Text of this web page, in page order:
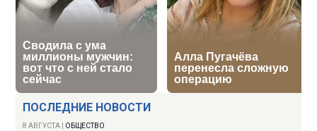
ПОСЛЕДНИЕ НОВОСТИ
8 АВГУСТА ОБЩЕСТВО